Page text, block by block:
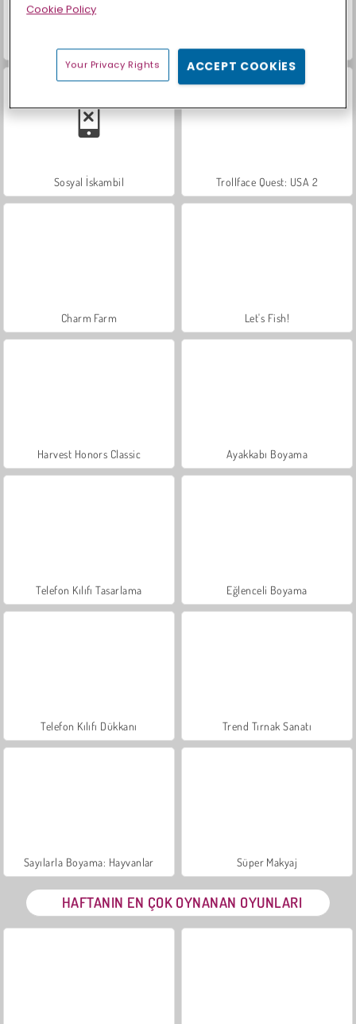
Masha and the Bear: Meadows Royal Story
Sosyal İskambil Trollface Quest: USA 2
Charm Farm Let's Fish!
Harvest Honors Classic Ayakkabı Boyama
Telefon Kılıfı Tasarlama Eğlenceli Boyama
Telefon Kılıfı Dükkanı Trend Tırnak Sanatı
Sayılarla Boyama: Hayvanlar Süper Makyaj
HAFTANIN EN ÇOK OYNANAN OYUNLARI
Cookie Policy
Your Privacy Rights ACCEPT COOKIES